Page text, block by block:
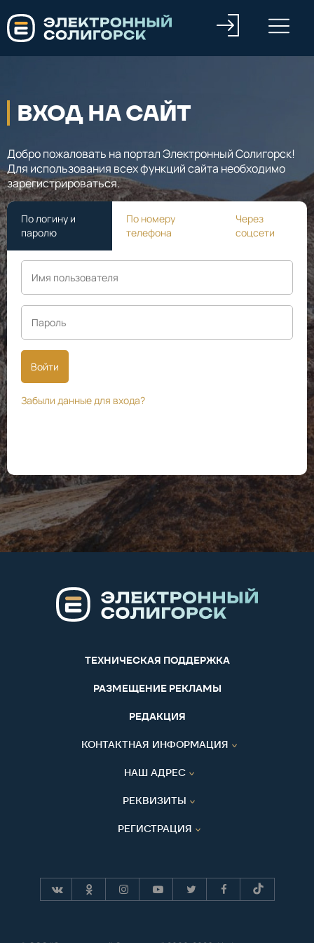
ВХОД НА САЙТ
Добро пожаловать на портал Электронный Солигорск!
Для использования всех функций сайта необходимо
зарегистрироваться.
По логину и
паролю
По номеру
телефона
Через
соцсети
Войти
Забыли данные для входа?
ТЕХНИЧЕСКАЯ ПОДДЕРЖКА
РАЗМЕЩЕНИЕ РЕКЛАМЫ
РЕДАКЦИЯ
КОНТАКТНАЯ ИНФОРМАЦИЯ
НАШ АДРЕС
РЕКВИЗИТЫ
РЕГИСТРАЦИЯ